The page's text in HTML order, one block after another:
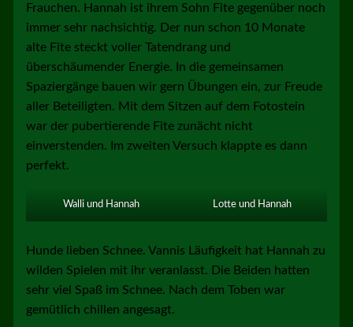
Frauchen. Hannah ist ihrem Sohn Fite gegenüber noch
immer sehr nachsichtig. Der nun schon 10 Monate
alte Fite steckt voller Tatendrang und
überschäumender Energie. In die gemeinsamen
Spaziergänge bauen wir gern Übungen ein, zur Freude
aller Beteiligten. Mit dem Sitzen auf dem Fotostein
war der pubertierende Fite zunächt nicht
einverstenden. Im zweiten Versuch klappte es dann
perfekt.
Walli und Hannah Lotte und Hannah
Hunde lieben Schnee. Vannis Läufigkeit hat Hannah zu
wilden Spielen mit ihr veranlasst. Die Beiden hatten
sehr viel Spaß im Schnee. Nach dem Toben war
gemütlich chillen angesagt.